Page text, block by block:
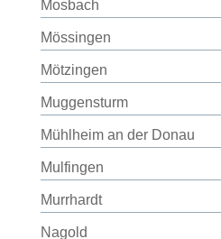
Mosbach
Mössingen
Mötzingen
Muggensturm
Mühlheim an der Donau
Mulfingen
Murrhardt
Nagold